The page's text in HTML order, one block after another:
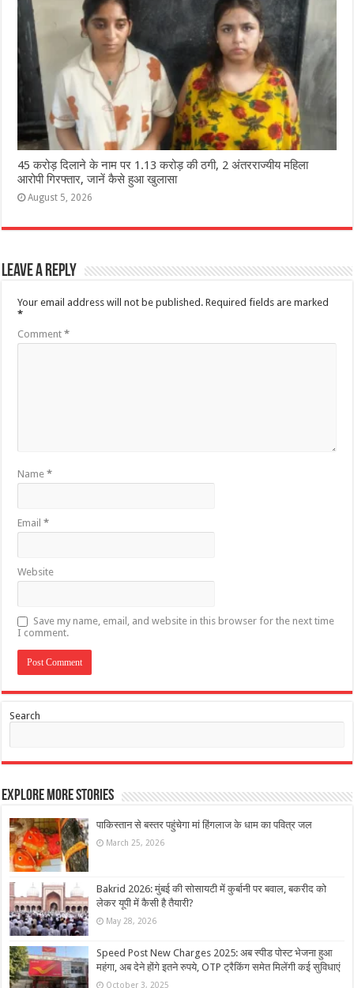
45 करोड़ दिलाने के नाम पर 1.13 करोड़ की ठगी, 2 अंतरराज्यीय महिला
आरोपी गिरफ्तार, जानें कैसे हुआ खुलासा
August 5, 2026
Leave a Reply
Your email address will not be published. Required fields are marked
*
Comment*
Name*
Email*
Website
Save my name, email, and website in this browser for the next time
I comment.
Search
Explore More Stories
पाकिस्तान से बस्तर पहुंचेगा मां हिंगलाज के धाम का पवित्र जल
March 25, 2026
Bakrid 2026: मुंबई की सोसायटी में कुर्बानी पर बवाल, बकरीद को
लेकर यूपी में कैसी है तैयारी?
May 28, 2026
Speed Post New Charges 2025: अब स्पीड पोस्ट भेजना हुआ
महंगा, अब देने होंगे इतने रुपये, OTP ट्रैकिंग समेत मिलेंगी कई सुविधाएं
October 3, 2025